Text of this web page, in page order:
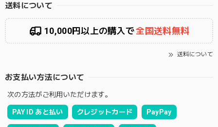
送料について
10,000円以上の購入で全国送料無料
送料について
お支払い方法について
次の方法がご利用いただけます。
PAY ID あと払い クレジットカード PayPay